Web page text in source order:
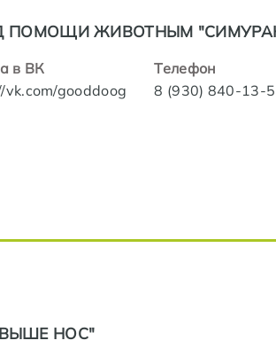
ПОМОЩИ ЖИВОТНЫМ
в ВК
vk.com/gooddoog
Телефон
8 (930) 840-13-
НОС"